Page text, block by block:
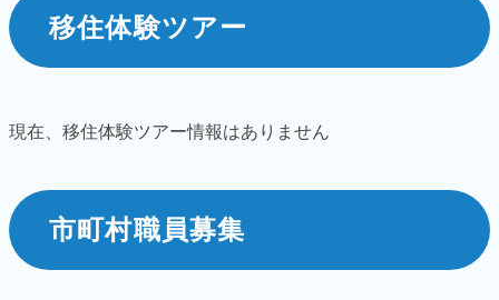
移住体験ツアー
現在、移住体験ツアー情報はありません
市町村職員募集